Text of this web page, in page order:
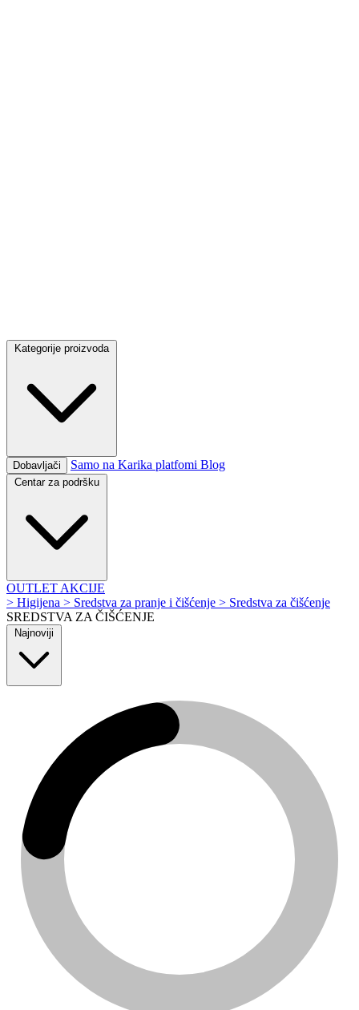
Kategorije proizvoda
Dobavljači Samo na Karika platfomi Blog
Centar za podršku
OUTLET AKCIJE
> Higijena > Sredstva za pranje i čišćenje > Sredstva za čišćenje
SREDSTVA ZA ČIŠĆENJE
Najnoviji